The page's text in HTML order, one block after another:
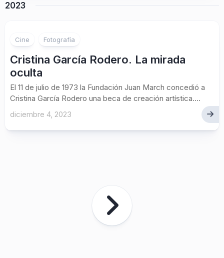
2023
Cine Fotografía
Cristina García Rodero. La mirada
oculta
El 11 de julio de 1973 la Fundación Juan March concedió a
Cristina García Rodero una beca de creación artística....
diciembre 4, 2023